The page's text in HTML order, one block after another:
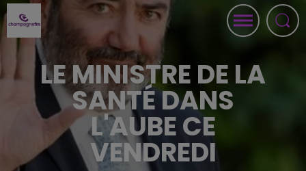
LE MINISTRE DE LA
SANTÉ DANS
L'AUBE CE
VENDREDI